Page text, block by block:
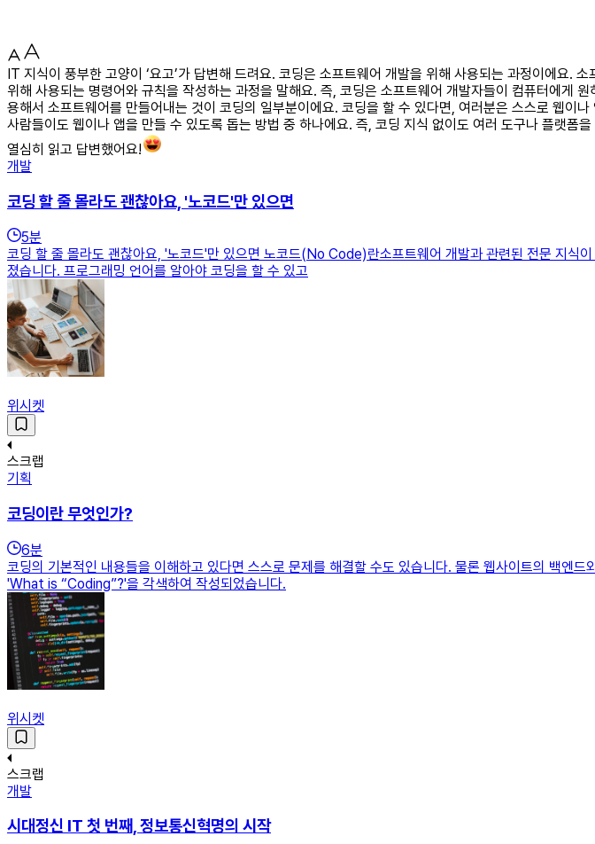
IT 지식이 풍부한 고양이 ‘요고’가 답변해 드려요. 코딩은 소프트웨어 개발을 위해 사용되는 과정이에요.
위해 사용되는 명령어와 규칙을 작성하는 과정을 말해요. 즉, 코딩은 소프트웨어 개발자들이 컴퓨터에게
용해서 소프트웨어를 만들어내는 것이 코딩의 일부분이에요. 코딩을 할 수 있다면, 여러분은 스스로 웹이
사람들이도 웹이나 앱을 만들 수 있도록 돕는 방법 중 하나에요. 즉, 코딩 지식 없이도 여러 도구나 플랫폼
열심히 읽고 답변했어요!
개발
코딩 할 줄 몰라도 괜찮아요, '노코드'만 있으면
5분
코딩 할 줄 몰라도 괜찮아요, '노코드'만 있으면 노코드(No Code)란소프트웨어 개발과 관련된 전문 지식
졌습니다. 프로그래밍 언어를 알아야 코딩을 할 수 있고
위시켓
스크랩
기획
코딩이란 무엇인가?
6분
코딩의 기본적인 내용들을 이해하고 있다면 스스로 문제를 해결할 수도 있습니다. 물론 웹사이트의 백엔
'What is “Coding”?'을 각색하여 작성되었습니다.
위시켓
스크랩
개발
시대정신 IT 첫 번째, 정보통신혁명의 시작